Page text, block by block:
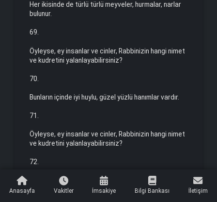
Her ikisinde de türlü türlü meyveler, hurmalar, narlar
bulu­nur.
69.
Öyleyse, ey insanlar ve cinler, Rabbinizin hangi nimet
ve kud­retini yalanlayabilirsiniz?
70.
Bunların içinde iyi huylu, güzel yüzlü hanımlar vardır.
71.
Öyleyse, ey insanlar ve cinler, Rabbinizin hangi nimet
ve kud­retini yalanlayabilirsiniz?
72.
Onlar çadırlarda sadece eşleri için ayrılmış
gözlerinin siyahı simsiyah, beyazı bembeyaz
Anasayfa Vakitler İmsakiye Bilgi Bankası İletişim